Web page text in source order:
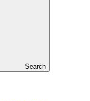
Search